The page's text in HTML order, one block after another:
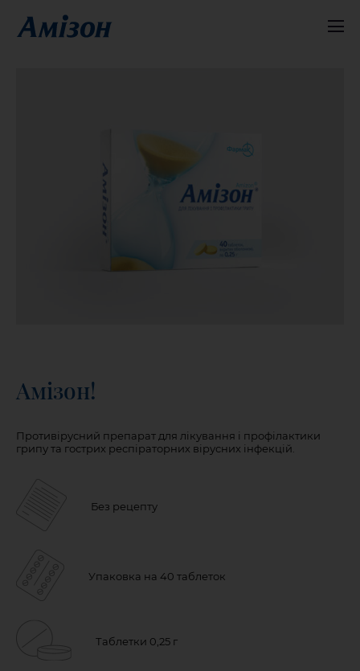
Амізон!
Противірусний препарат для лікування і профілактики
грипу та гострих респіраторних вірусних інфекцій.
Без рецепту
Упаковка на 40 таблеток
Таблетки 0,25 г